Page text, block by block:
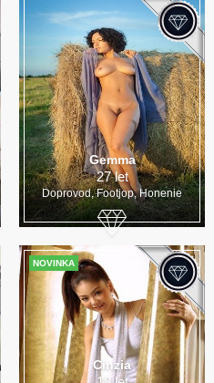
Gemma
27 let
Doprovod, Footjop, Honenie
NOVINKA
Cinzia